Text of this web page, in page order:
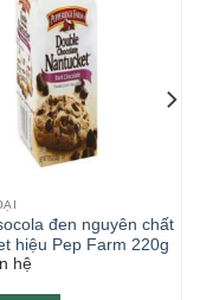
đen nguyên chất
hiệu Pep Farm 220g
hệ